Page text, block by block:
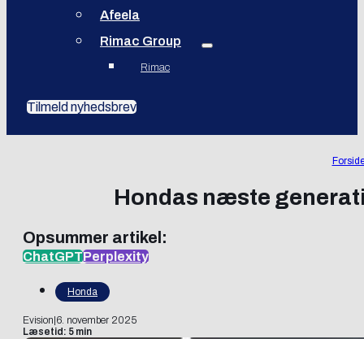
Afeela
Rimac Group
Rimac
Tilmeld nyhedsbrev
Hondas næste
Opsummer artikel:
ChatGPTPerplexity
Honda
Evision 6. november 2025
Læsetid: 5 min